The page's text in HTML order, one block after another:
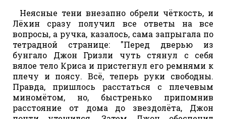
Неясные тени внезапно обрели чёткость, и
Лёхин сразу получил все ответы на все
вопросы, а ручка, казалось, сама запрыгала по
тетрадной странице: "Перед дверью из
бунгало Джон Гризли чуть стянул с себя
вялое тело Криса и пристегнул его ремнями к
плечу и поясу. Всё, теперь руки свободны.
Правда, пришлось расстаться с плечевым
миномётом, но, быстренько припомнив
расстояние от дома до звездолёта, Джон